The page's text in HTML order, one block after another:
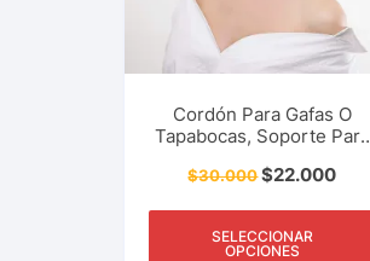
Cordón Para Gafas O
Tapabocas, Soporte Para
Niñas, Accesorios Y Más.
$30.000$22.000
SELECCIONAR
OPCIONES